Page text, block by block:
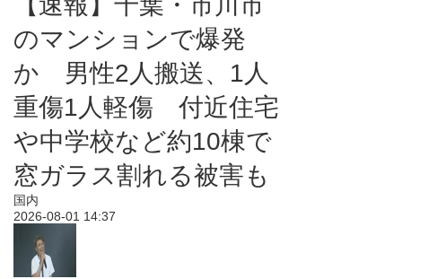
のマンションで爆発
か 男性2人搬送、1人
重傷1人軽傷 付近住宅
や中学校など約10棟で
窓ガラス割れる被害も
国内
2026-08-01 14:37